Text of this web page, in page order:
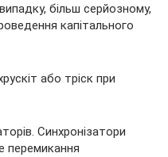
більш серйозному,
капітального
або тріск при
Синхронізатори
перемикання